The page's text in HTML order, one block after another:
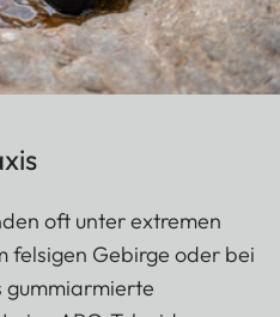
oft unter extremen
felsigen Gebirge oder bei
gummiarmierte